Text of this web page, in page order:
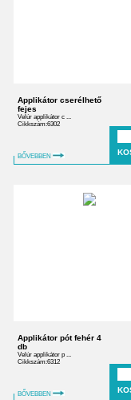
Applikátor cserélhető
fejes
Velúr applikátor c ...
Cikkszám:6302
BŐVEBBEN
Applikátor pót fehér 4
db
Velúr applikátor p ...
Cikkszám:6312
BŐVEBBEN